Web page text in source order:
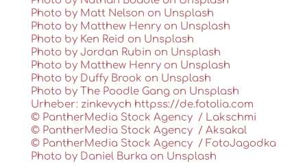
Photo by Matt Nelson on Unsplash
Photo by Matthew Henry on Unsplash
Photo by Ken Reid on Unsplash
Photo by Jordan Rubin on Unsplash
Photo by Matthew Henry on Unsplash
Photo by Duffy Brook on Unsplash
Photo by The Poodle Gang on Unsplash
Urheber: zinkevych httpss://de.fotolia.com
© PantherMedia Stock Agency / Lakschmi
© PantherMedia Stock Agency / Aksakal
© PantherMedia Stock Agency / FotoJagodka
Photo by Daniel Burkaon Unsplash